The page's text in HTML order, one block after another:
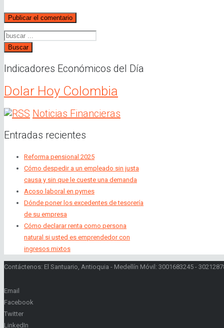
Buscar
Indicadores Económicos del Día
Dolar Hoy Colombia
Noticias Financieras
Entradas recientes
Reforma pensional 2025
Cómo despedir a un empleado sin justa
causa y sin que le cueste una demanda
Acoso laboral en pymes
Dónde poner los excedentes de tesorería
de su empresa
Cómo declarar renta como persona
natural si usted es emprendedor con
ingresos mixtos
Contáctenos: El Santuario, Antioquia - Medellín Móvil: 3001683245 -
Email
Facebook
Twitter
LinkedIn